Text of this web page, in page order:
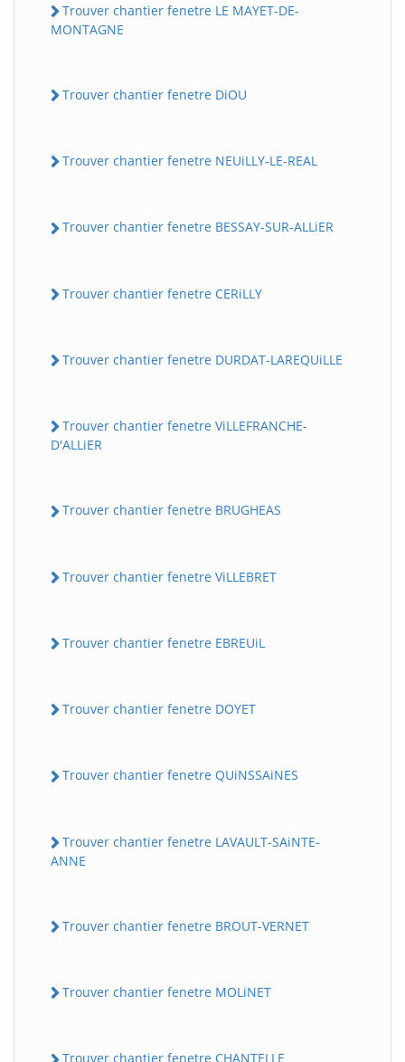
Trouver chantier fenetre LE MAYET-DE-
MONTAGNE
Trouver chantier fenetre DiOU
Trouver chantier fenetre NEUiLLY-LE-REAL
Trouver chantier fenetre BESSAY-SUR-ALLiER
Trouver chantier fenetre CERiLLY
Trouver chantier fenetre DURDAT-LAREQUiLLE
Trouver chantier fenetre ViLLEFRANCHE-
D'ALLiER
Trouver chantier fenetre BRUGHEAS
Trouver chantier fenetre ViLLEBRET
Trouver chantier fenetre EBREUiL
Trouver chantier fenetre DOYET
Trouver chantier fenetre QUiNSSAiNES
Trouver chantier fenetre LAVAULT-SAiNTE-
ANNE
Trouver chantier fenetre BROUT-VERNET
Trouver chantier fenetre MOLiNET
Trouver chantier fenetre CHANTELLE